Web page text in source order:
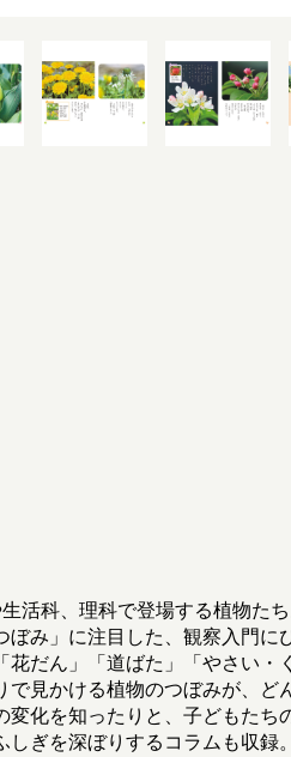
活科、理科で登場する植物たち
ぼみ」に注目した、観察入門に
花だん」「道ばた」「やさい
で見かける植物のつぼみが、
変化を知ったりと、子どもたち
しぎを深ぼりするコラムも収録